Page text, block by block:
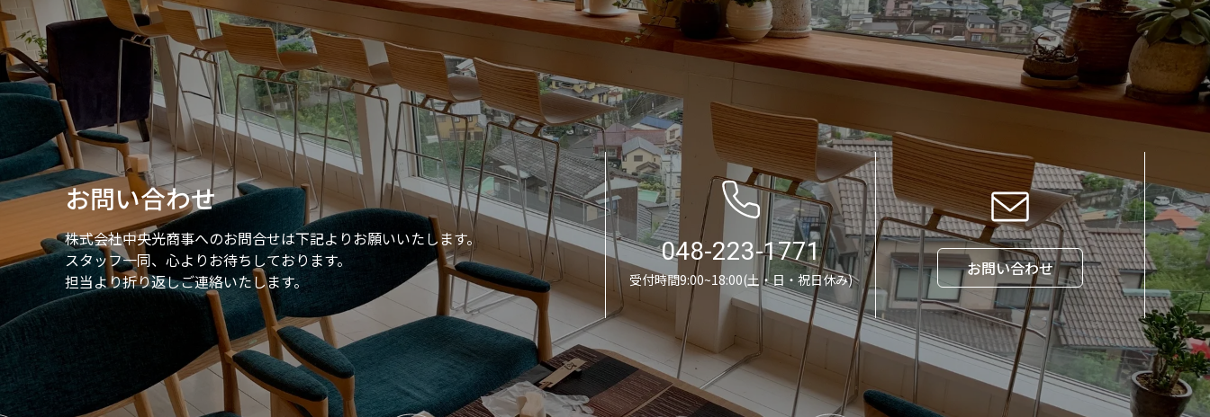
お問い合わせ
株式会社中央光商事へのお問合せは下記よりお願いいたします。
スタッフ一同、心よりお待ちしております。
担当より折り返しご連絡いたします。
048-223-1771
受付時間9:00~18:00(土・日・祝日休み)
お問い合わせ